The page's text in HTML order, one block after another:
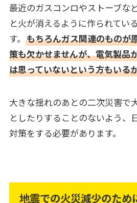
最近のガスコンロやストーブな
と火が消えるように作られてい
す。 もちろんガス関連のものが
策も欠かせませんが、電気製品
は思っていないという方もいる
大きな揺れのあとの二次災害で
としたりすることのないよう、
対策をする必要があります。
地震での火災減少のため